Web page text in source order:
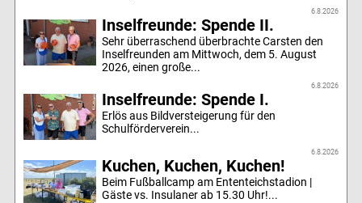
6.8.2026
Inselfreunde: Spende II.
Sehr überraschend überbrachte Carsten den
Inselfreunden am Mittwoch, dem 5. August
2026, einen große...
6.8.2026
Inselfreunde: Spende I.
Erlös aus Bildversteigerung für den
Schulförderverein...
6.8.2026
Kuchen, Kuchen, Kuchen!
Beim Fußballcamp am Ententeichstadion |
Gäste vs. Insulaner ab 15.30 Uhr!...